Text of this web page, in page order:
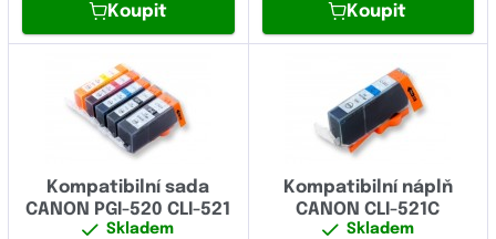
Koupit
Koupit
Kompatibilní sada
CANON PGI-520 CLI-521
Skladem
Kompatibilní náplň
CANON CLI-521C
Skladem